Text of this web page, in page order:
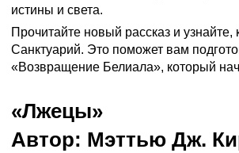
истины и света.
Прочитайте новый рассказ и
Санктуарий. Это поможет вам
«Возвращение Белиала», который
«Лжецы»
Автор: Мэттью Дж.